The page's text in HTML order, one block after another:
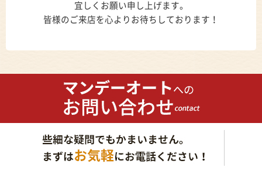
宜しくお願い申し上げます。
皆様のご来店を心よりお待ちしております！